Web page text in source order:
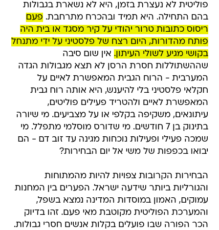
פוליטית לא נעצרת בזמן, היא לא נשארת בגבולות
בהם התחילה. היא תמיד ובהכרח מתרחבת. פעם
ריסוס כתובות טרור יהודי על קיר מסגד או בית היה
פותח מהדורות, היום רצח של פלסטיני על ידי מתנחל
בקושי מגיע לשולי העיתון. אין שום סיבה
שההשתוללות חסרת הרסן לא תצא מגבולות הגדה
המערבית - הרוח הגבית המאפשרת לאיים על
חקלאי פלסטיני בלי להיענש, היא אותה רוח גבית
המאפשרת לאיים ולהטריד פעילים פוליטים,
עיתונאים, משקיפה בקלפי או על מצביעים. מי שיורה
בתינוק בן 7 חודשים. מי שדורס מוסלמי מתפלל. מי
שמכה פעילי ופעילות נוכחות מגינה עד זוב דם - הם
יבואו בכפפות של משי אל יום הבחירות?
הבחירות הקרובות צפויות להיות מהמתוחות
והגורליות ביותר שידעה ישראל. הפערים בין המחנות
עמוקים, האמון במוסדות המדינה נמצא בשפל,
והמערכת הפוליטית מקוטבת מאי פעם. זהו בדיוק
הכר הפורה שבו פועלים בקלות אנשים חסרי גבולות.